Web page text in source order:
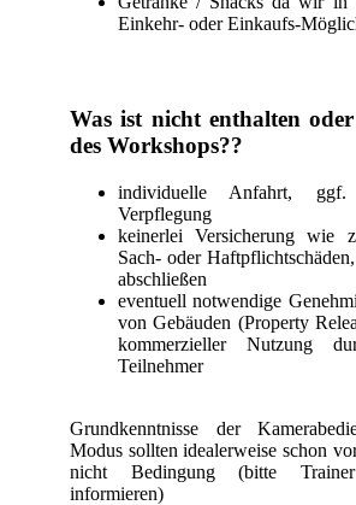
Einkehr- oder Einkaufs-
Was ist nicht enthalten
des Workshops??
individuelle Anfahrt, ggf.
Verpflegung
keinerlei Versicherung wie
Sach- oder
abschließen
eventuell notwendige
von Gebäuden (Property
kommerzieller Nutzung
Teilnehmer
Grundkenntnisse der
Modus sollten idealerweise schon
nicht Bedingung (bitte
informieren)